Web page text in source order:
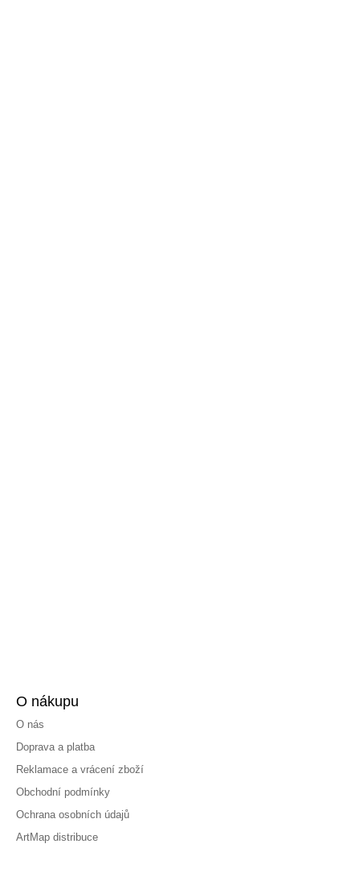
O nákupu
O nás
Doprava a platba
Reklamace a vrácení zboží
Obchodní podmínky
Ochrana osobních údajů
ArtMap distribuce